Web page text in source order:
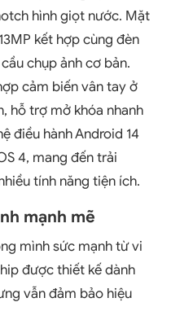
hình giọt nước. Mặt
kết hợp cùng đèn
chụp ảnh cơ bản.
cảm biến vân tay ở
hỗ trợ mở khóa nhanh
điều hành Android 14
4, mang đến trải
tính năng tiện ích.
mạnh mẽ
mình sức mạnh từ vi
được thiết kế dành
vẫn đảm bảo hiệu